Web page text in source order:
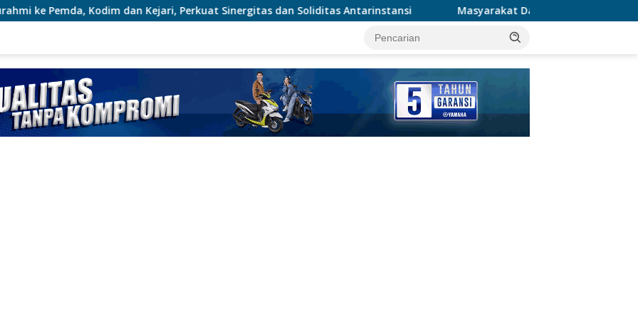
Perkuat Sinergitas dan Soliditas Antarinstansi Masyarakat Dapat Jadwal Ukur Tanah Yang Lebih Jelas Berkat